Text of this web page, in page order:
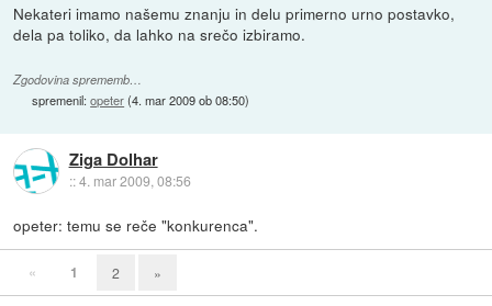
Nekateri imamo našemu znanju in delu primerno urno postavko,
dela pa toliko, da lahko na srečo izbiramo.
Zgodovina sprememb…
spremenil:opeter(4. mar 2009 ob 08:50)
Ziga Dolhar
::4. mar 2009, 08:56
opeter: temu se reče "konkurenca".
« 1 2 »